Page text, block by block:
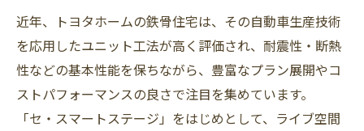
近年、トヨタホームの鉄骨住宅は、その自動車生産技術
を応用したユニット工法が高く評価され、耐震性・断熱
性などの基本性能を保ちながら、豊富なプラン展開やコ
ストパフォーマンスの良さで注目を集めています。
「セ・スマートステージ」をはじめとして、ライブ空間